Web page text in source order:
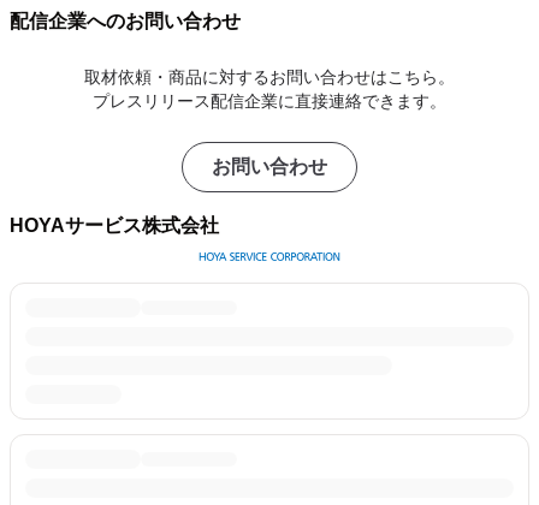
配信企業へのお問い合わせ
取材依頼・商品に対するお問い合わせはこちら。
プレスリリース配信企業に直接連絡できます。
お問い合わせ
HOYAサービス株式会社